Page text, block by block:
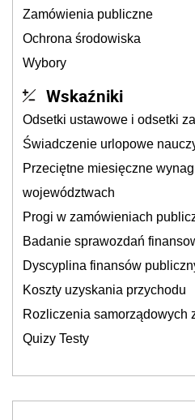
Zamówienia publiczne
Ochrona środowiska
Wybory
Wskaźniki
Odsetki ustawowe i odsetki
Świadczenie urlopowe
Przeciętne miesięczne
województwach
Progi w zamówieniach
Badanie sprawozdań
Dyscyplina finansów
Koszty uzyskania przychodu
Rozliczenia samorządowych
Quizy Testy